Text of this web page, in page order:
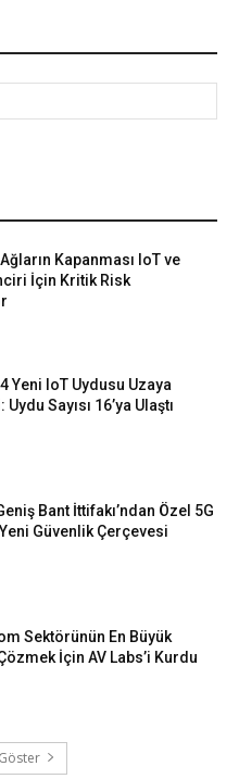
Kapanması IoT ve
İçin Kritik Risk
Yeni IoT Uydusu Uzaya
Sayısı 16’ya Ulaştı
Bant İttifakı’ndan Özel 5G
Güvenlik Çerçevesi
Sektörünün En Büyük
İçin AV Labs’i Kurdu